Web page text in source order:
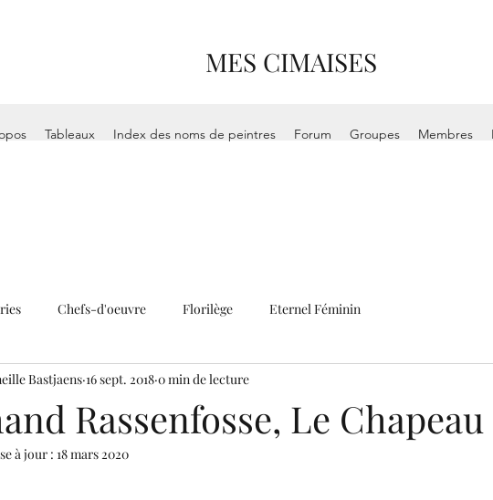
MES CIMAISES
Tableaux Index des noms de peintres Forum Groupes Membres
Chefs-d'oeuvre Florilège Eternel Féminin
Rassenfosse, Le
Bastjaens 16 sept. 2018 0 min de lecture
à jour : 18 mars 2020